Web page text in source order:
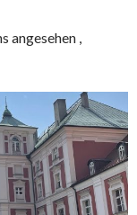
angesehen ,